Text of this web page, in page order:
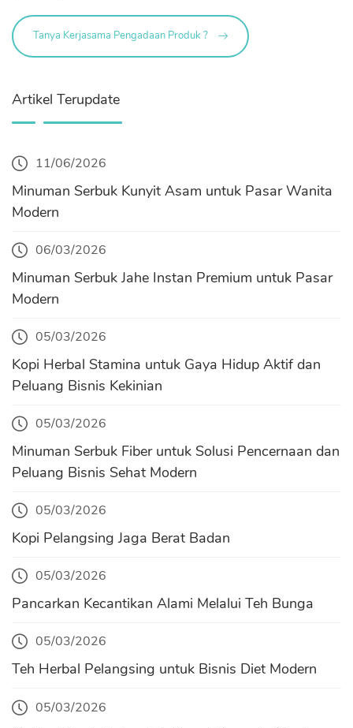
Tanya Kerjasama Pengadaan Produk ?
Artikel Terupdate
11/06/2026
Minuman Serbuk Kunyit Asam untuk Pasar Wanita
Modern
06/03/2026
Minuman Serbuk Jahe Instan Premium untuk Pasar
Modern
05/03/2026
Kopi Herbal Stamina untuk Gaya Hidup Aktif dan
Peluang Bisnis Kekinian
05/03/2026
Minuman Serbuk Fiber untuk Solusi Pencernaan dan
Peluang Bisnis Sehat Modern
05/03/2026
Kopi Pelangsing Jaga Berat Badan
05/03/2026
Pancarkan Kecantikan Alami Melalui Teh Bunga
05/03/2026
Teh Herbal Pelangsing untuk Bisnis Diet Modern
05/03/2026